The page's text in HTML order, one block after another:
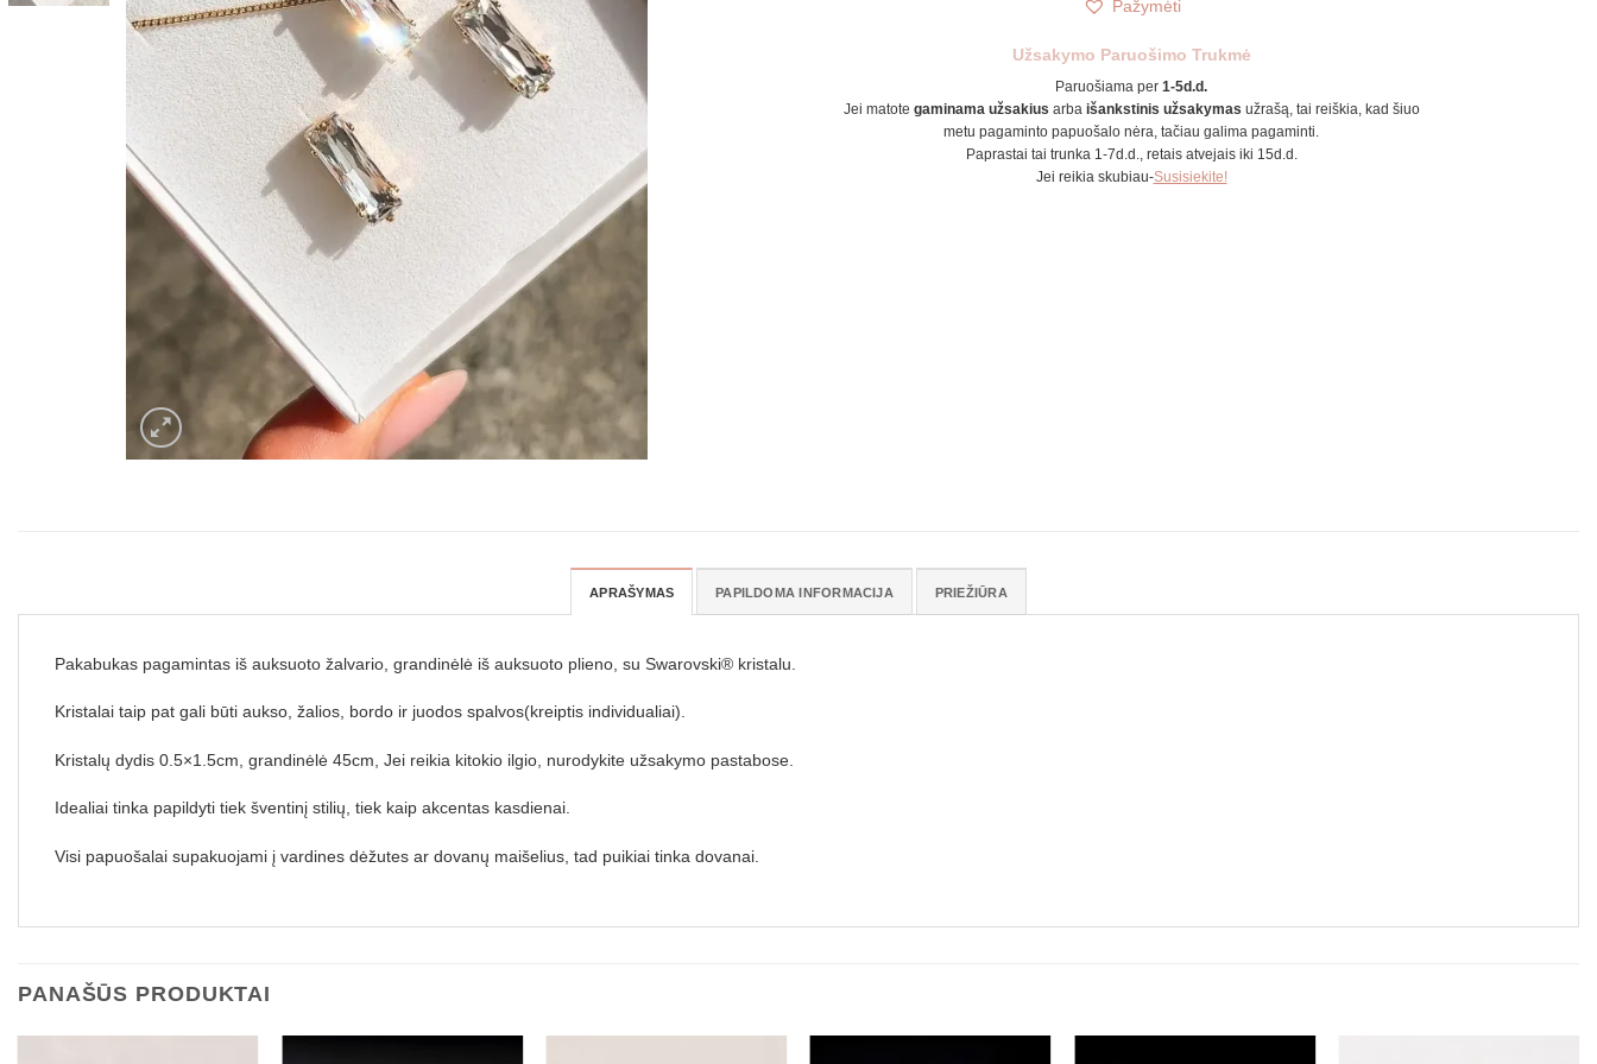
Pažymėti
Užsakymo Paruošimo Trukmė
Paruošiama per 1-5d.d.
Jei matote gaminama užsakius arba išankstinis užsakymas užrašą, tai reiškia, kad šiuo
metu pagaminto papuošalo nėra, tačiau galima pagaminti.
Paprastai tai trunka 1-7d.d., retais atvejais iki 15d.d.
Jei reikia skubiau-Susisiekite!
APRAŠYMAS PAPILDOMA INFORMACIJA PRIEŽIŪRA
Pakabukas pagamintas iš auksuoto žalvario, grandinėlė iš auksuoto plieno, su Swarovski® kristalu.
Kristalai taip pat gali būti aukso, žalios, bordo ir juodos spalvos(kreiptis individualiai).
Kristalų dydis 0.5×1.5cm, grandinėlė 45cm, Jei reikia kitokio ilgio, nurodykite užsakymo pastabose.
Idealiai tinka papildyti tiek šventinį stilių, tiek kaip akcentas kasdienai.
Visi papuošalai supakuojami į vardines dėžutes ar dovanų maišelius, tad puikiai tinka dovanai.
PANAŠŪS PRODUKTAI